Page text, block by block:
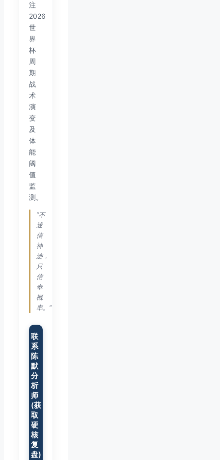
注
2026
世
界
杯
周
期
战
术
演
变
及
体
能
阈
值
监
测。
“不
迷
信
神
迹，
只
信
奉
概
率。”
联
系
陈
默
分
析
师
(获
取
硬
核
复
盘)